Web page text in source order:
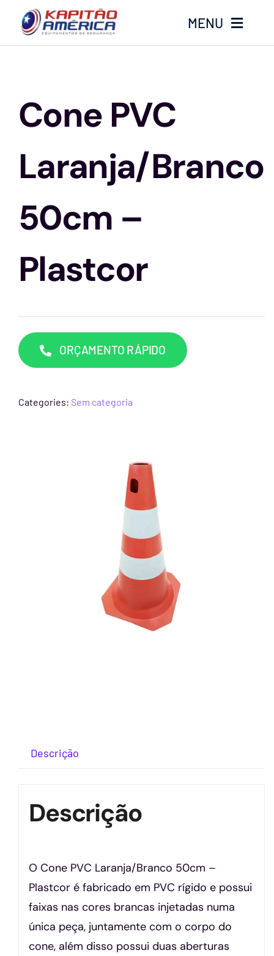
o
MENU
Produtos
Luvas
Altura
Óculos
Contato
Cone PVC
Laranja/Branco
50cm –
Plastcor
ORÇAMENTO RÁPIDO
Categories: Sem categoria
Descrição
Descrição
O Cone PVC Laranja/Branco 50cm –
Plastcor é fabricado em PVC rígido e possui
faixas nas cores brancas injetadas numa
única peça, juntamente com o corpo do
cone, além disso possui duas aberturas